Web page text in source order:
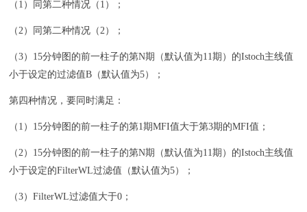
（1）同第二种情况（1）；
（2）同第二种情况（2）；
（3）15分钟图的前一柱子的第N期（默认值为11期）的Istoch主线值
小于设定的过滤值B（默认值为5）；
第四种情况，要同时满足：
（1）15分钟图的前一柱子的第1期MFI值大于第3期的MFI值；
（2）15分钟图的前一柱子的第N期（默认值为11期）的Istoch主线值
小于设定的FilterWL过滤值（默认值为5）；
（3）FilterWL过滤值大于0；